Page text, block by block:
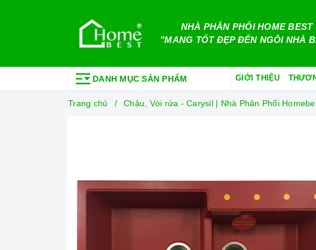
NHÀ PHÂN PHỐI HOME BEST
"MANG TỐT ĐẸP ĐẾN NGÔI NHÀ
DANH MỤC SẢN PHẨM GIỚI THIỆU
Trang chủ Chậu, Vòi rửa - Carysil | Nhà Phân Phối